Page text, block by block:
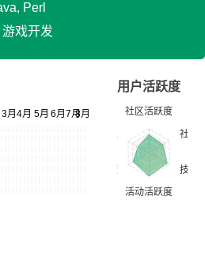
Perl
戏开发
用户活跃度